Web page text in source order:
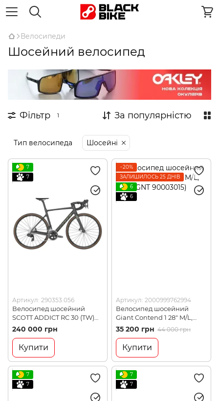
Велосипеди
Шосейний велосипед
Фільтр 1 За популярністю
Тип велосипеда Шосейні
7
7
Артикул: 290353.056
Велосипед шосейний
SCOTT ADDICT RC 30 (TW)
23, L (290353.056)
240 000 грн
Купити
−20%
ЗАЛИШИЛОСЬ 25 ДНІВ
6
6
Артикул: 2000999762994
Велосипед шосейний
Giant Contend 1 28" M/L,
Coal (GNT 90003015)
35 200 грн 44 000 грн
Купити
7
7
7
7